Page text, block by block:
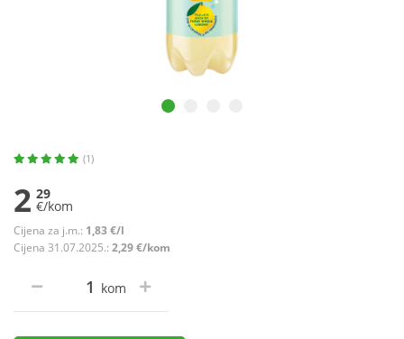
(1)
2 29
€/kom
Cijena za j.m.: 1,83 €/l
Cijena 31.07.2025.: 2,29 €/kom
kom